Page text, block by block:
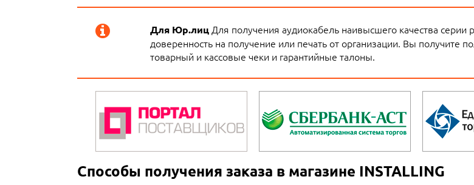
Для Юр.лицДля получения аудиокабель наивысшего качества серии
доверенность на получение или печать от организации. Вы получите
товарный и кассовые чеки и гарантийные талоны.
Способы получения заказа в магазине INSTALLING